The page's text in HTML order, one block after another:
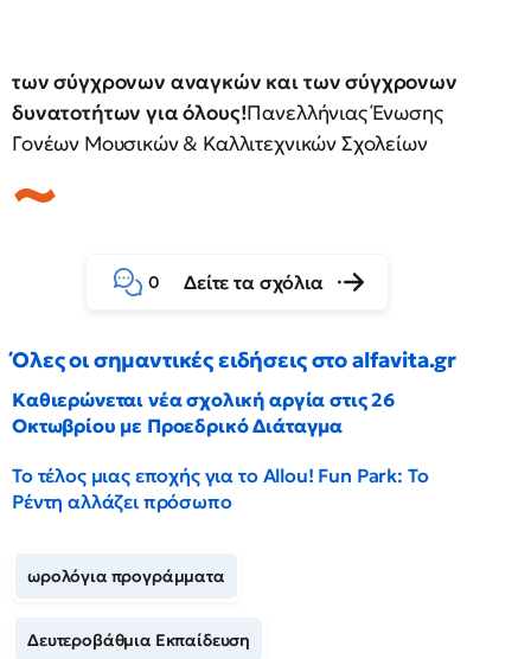
των σύγχρονων αναγκών και των σύγχρονων
δυνατοτήτων για όλους!Πανελλήνιας Ένωσης
Γονέων Μουσικών & Καλλιτεχνικών Σχολείων
0 Δείτε τα σχόλια
Όλες οι σημαντικές ειδήσεις στο alfavita.gr
Καθιερώνεται νέα σχολική αργία στις 26
Οκτωβρίου με Προεδρικό Διάταγμα
Το τέλος μιας εποχής για το Allou! Fun Park: Το
Ρέντη αλλάζει πρόσωπο
ωρολόγια προγράμματα
Δευτεροβάθμια Εκπαίδευση